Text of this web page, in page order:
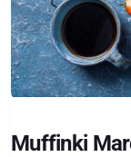
Muffinki